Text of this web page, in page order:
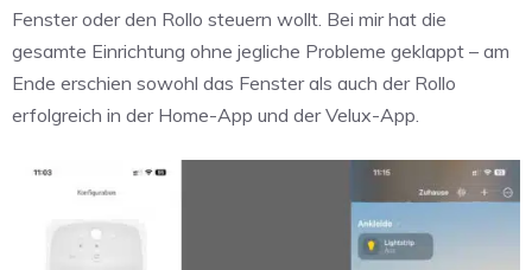
Fenster oder den Rollo steuern wollt. Bei mir hat die
gesamte Einrichtung ohne jegliche Probleme geklappt – am
Ende erschien sowohl das Fenster als auch der Rollo
erfolgreich in der Home-App und der Velux-App.